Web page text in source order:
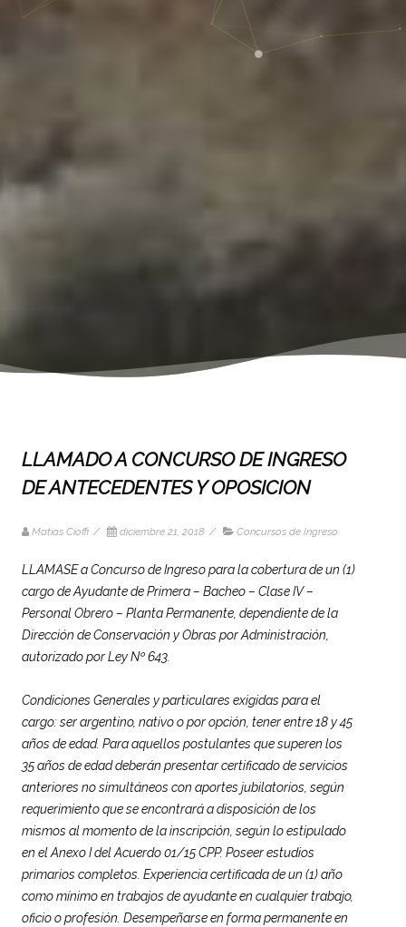
LLAMADO A CONCURSO DE INGRESO
DE ANTECEDENTES Y OPOSICION
Matias Cioffi / diciembre 21, 2018 / Concursos de Ingreso
LLAMASE a Concurso de Ingreso para la cobertura de un (1)
cargo de Ayudante de Primera – Bacheo – Clase IV –
Personal Obrero – Planta Permanente, dependiente de la
Dirección de Conservación y Obras por Administración,
autorizado por Ley Nº 643.
Condiciones Generales y particulares exigidas para el
cargo: ser argentino, nativo o por opción, tener entre 18 y 45
años de edad. Para aquellos postulantes que superen los
35 años de edad deberán presentar certificado de servicios
anteriores no simultáneos con aportes jubilatorios, según
requerimiento que se encontrará a disposición de los
mismos al momento de la inscripción, según lo estipulado
en el Anexo I del Acuerdo 01/15 CPP. Poseer estudios
primarios completos. Experiencia certificada de un (1) año
como mínimo en trabajos de ayudante en cualquier trabajo,
oficio o profesión. Desempeñarse en forma permanente en